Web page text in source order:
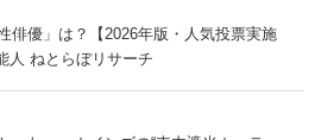
俳優」は？【2026年版・人気投票実施
人 ねとらぼリサーチ